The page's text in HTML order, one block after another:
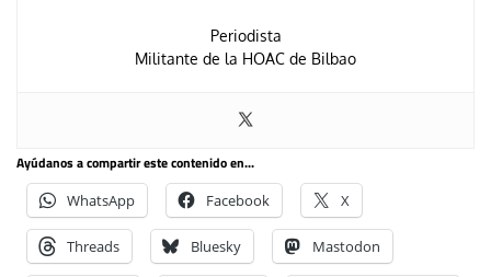
Periodista
Militante de la HOAC de Bilbao
Ayúdanos a compartir este contenido en...
WhatsApp Facebook X
Threads Bluesky Mastodon